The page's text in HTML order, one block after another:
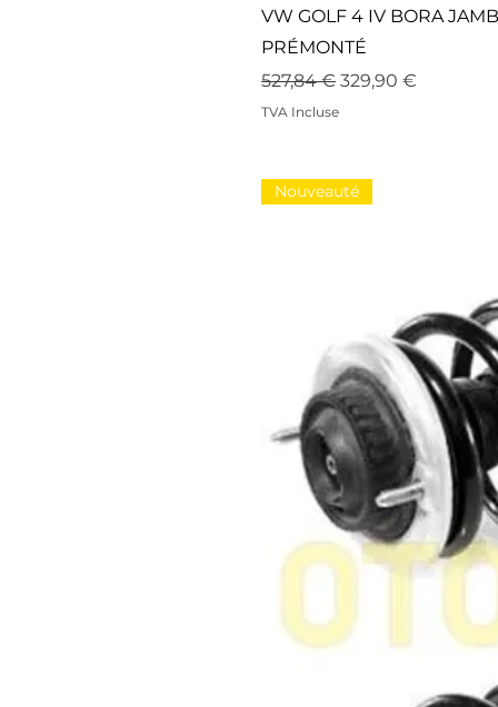
VW GOLF 4 IV BORA
PRÉMONTÉ
Prix original
527,84 € Prix
329,90 €
TVA Incluse
Nouveauté